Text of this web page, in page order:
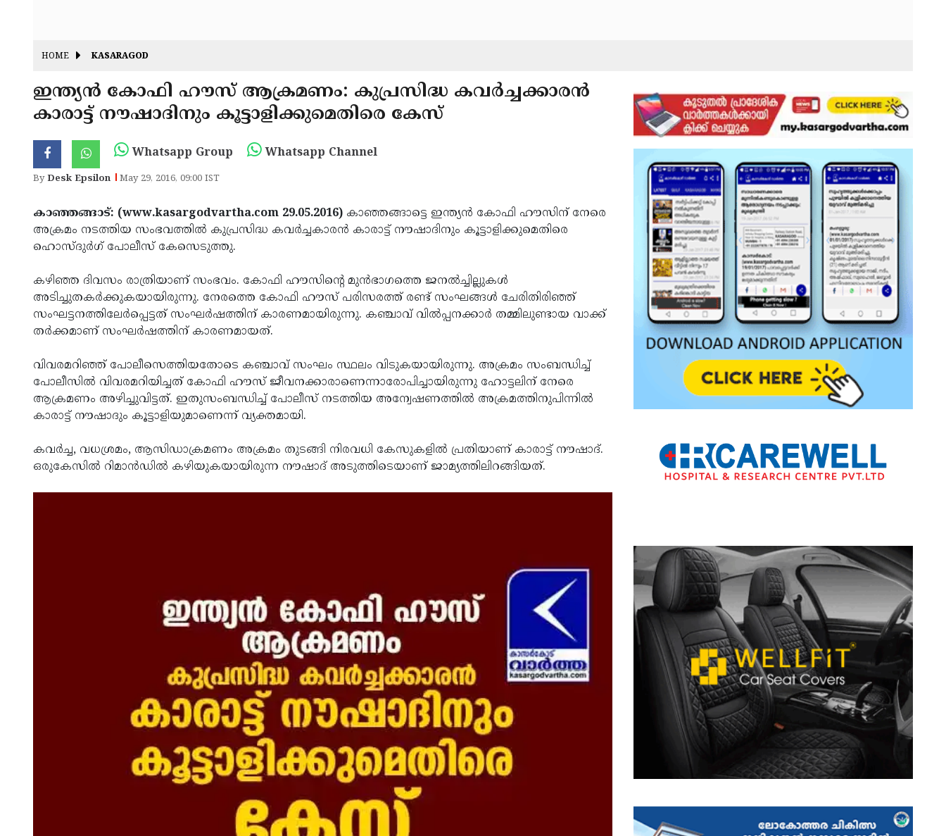
HOME KASARAGOD
ഇന്ത്യന്‍ കോഫി ഹൗസ് ആക്രമണം: കുപ്രസിദ്ധ കവര്‍ച്ചക്കാരന്‍
കാരാട്ട് നൗഷാദിനും കൂട്ടാളിക്കുമെതിരെ കേസ്
Whatsapp Group Whatsapp Channel
ByDesk Epsilon May 29, 2016, 09:00 IST
കാഞ്ഞങ്ങാട്: (www.kasargodvartha.com 29.05.2016) കാഞ്ഞങ്ങാട്ടെ ഇന്ത്യന്‍ കോഫി ഹൗസിന് നേരെ
അക്രമം നടത്തിയ സംഭവത്തില്‍ കുപ്രസിദ്ധ കവര്‍ച്ചകാരന്‍ കാരാട്ട് നൗഷാദിനും കൂട്ടാളിക്കുമെതിരെ
ഹൊസ്ദുര്‍ഗ് പോലീസ് കേസെടുത്തു.
കഴിഞ്ഞ ദിവസം രാത്രിയാണ് സംഭവം. കോഫി ഹൗസിന്റെ മുന്‍ഭാഗത്തെ ജനല്‍ച്ചില്ലുകള്‍
അടിച്ചുതകര്‍ക്കുകയായിരുന്നു. നേരത്തെ കോഫി ഹൗസ് പരിസരത്ത് രണ്ട് സംഘങ്ങള്‍ ചേരിതിരിഞ്ഞ്
സംഘട്ടനത്തിലേര്‍പ്പെട്ടത് സംഘര്‍ഷത്തിന് കാരണമായിരുന്നു. കഞ്ചാവ് വില്‍പ്പനക്കാര്‍ തമ്മിലുണ്ടായ വാക്ക്
തര്‍ക്കമാണ് സംഘര്‍ഷത്തിന് കാരണമായത്.
വിവരമറിഞ്ഞ് പോലീസെത്തിയതോടെ കഞ്ചാവ് സംഘം സ്ഥലം വിടുകയായിരുന്നു. അക്രമം സംബന്ധിച്ച്
പോലീസില്‍ വിവരമറിയിച്ചത് കോഫി ഹൗസ് ജീവനക്കാരാണെന്നാരോപിച്ചായിരുന്നു ഹോട്ടലിന് നേരെ
ആക്രമണം അഴിച്ചുവിട്ടത്. ഇതുസംബന്ധിച്ച് പോലീസ് നടത്തിയ അന്വേഷണത്തില്‍ അക്രമത്തിനുപിന്നില്‍
കാരാട്ട് നൗഷാദും കൂട്ടാളിയുമാണെന്ന് വ്യക്തമായി.
കവര്‍ച്ച, വധശ്രമം, ആസിഡാക്രമണം അക്രമം തുടങ്ങി നിരവധി കേസുകളില്‍ പ്രതിയാണ് കാരാട്ട് നൗഷാദ്.
ഒരുകേസില്‍ റിമാന്‍ഡില്‍ കഴിയുകയായിരുന്ന നൗഷാദ് അടുത്തിടെയാണ് ജാമ്യത്തിലിറങ്ങിയത്.